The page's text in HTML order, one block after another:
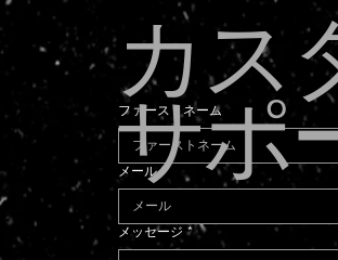
ファーストネーム
メール *
メッセージ *
カス
サポ